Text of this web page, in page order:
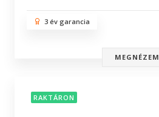
3 év garancia
MEGNÉZEM
RAKTÁRON